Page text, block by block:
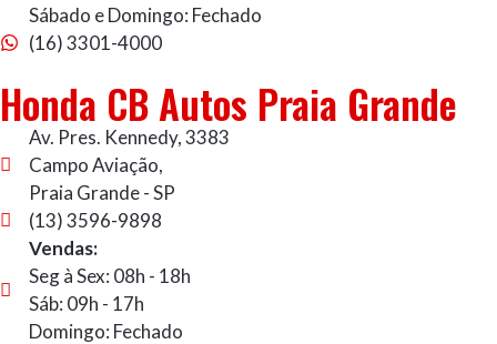
Sábado e Domingo: Fechado
(16) 3301-4000
Honda CB Autos Praia Grande
Av. Pres. Kennedy, 3383
Campo Aviação,
Praia Grande - SP
(13) 3596-9898
Vendas:
Seg à Sex: 08h - 18h
Sáb: 09h - 17h
Domingo: Fechado